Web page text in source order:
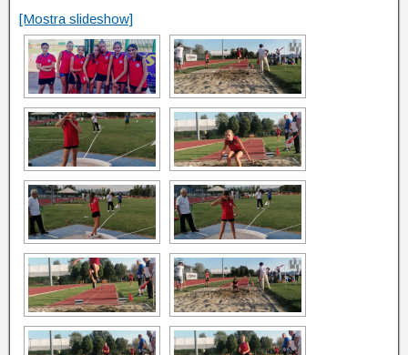
[Mostra slideshow]